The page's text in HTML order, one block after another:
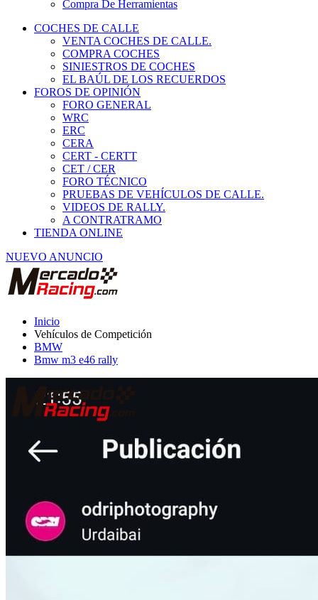
COCHES DE CALLE
VENTA COCHES DE CALLE.
COMPRA COCHES
SINIESTROS DE COCHES
EL BAÚL DE LOS RECUERDOS
FOROS DE OPINIÓN
FORO GENERAL
WRC
ERC
CERA
CERT - CERTT
CET / CER
FORO TÉCNICO
PRUEBAS DE VEHÍCULOS DE CALLE.
VIDEOS DE RALLY.
A CONTRATRAMO
TIENDA ONLINE
NUEVO ANUNCIO
Vehículos de Competición
BMW
Bmw m3 e46 rally